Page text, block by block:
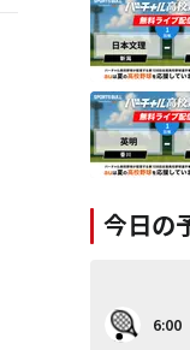
今日の
6:00